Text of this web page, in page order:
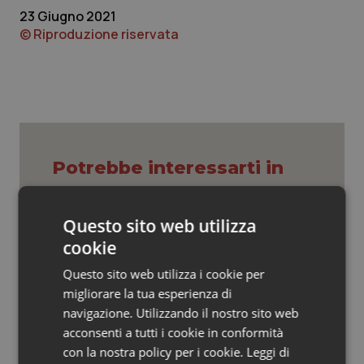
Veneto
Oncoematologia
Psoriasi & pelle
Quotidiano Cardiologia
Quotidiano Oncologia
Quotidiano Pediatria
Rene & patologie urogenitali
23 Giugno 2021
© Riproduzione riservata
Potrebbe interessarti in
“Hai la diarrea? Vai alla Casa della
Comunità!” Slogan rischioso per una
giusta campagna promozionale delle
nuove strutture territoriali.
In sanità il vero errore è confondere
l’uguaglianza con l’indistinto
Questo sito web utilizza
cookie
Questo sito web utilizza i cookie per
migliorare la tua esperienza di
navigazione. Utilizzando il nostro sito web
acconsenti a tutti i cookie in conformità
con la nostra policy per i cookie. Leggi di